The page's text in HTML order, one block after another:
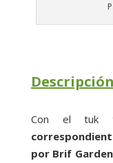
Descripción
Con el tuk
por Brif Garden